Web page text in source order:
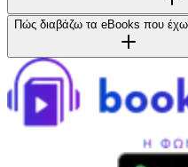
Πώς διαβάζω τα eBooks που έχω